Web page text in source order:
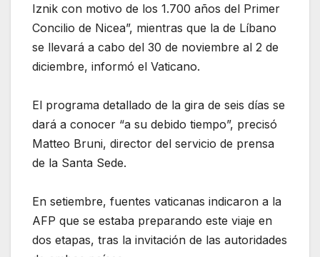
Iznik con motivo de los 1.700 años del Primer
Concilio de Nicea”, mientras que la de Líbano
se llevará a cabo del 30 de noviembre al 2 de
diciembre, informó el Vaticano.
El programa detallado de la gira de seis días se
dará a conocer “a su debido tiempo”, precisó
Matteo Bruni, director del servicio de prensa
de la Santa Sede.
En setiembre, fuentes vaticanas indicaron a la
AFP que se estaba preparando este viaje en
dos etapas, tras la invitación de las autoridades